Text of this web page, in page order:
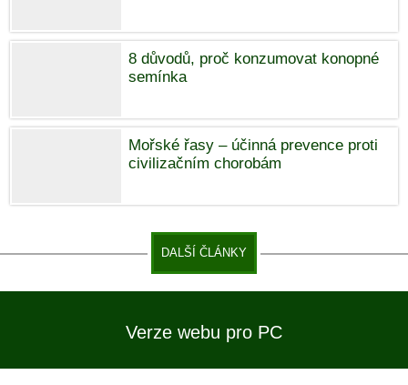
8 důvodů, proč konzumovat konopné
semínka
Mořské řasy – účinná prevence proti
civilizačním chorobám
DALŠÍ ČLÁNKY
Verze webu pro PC